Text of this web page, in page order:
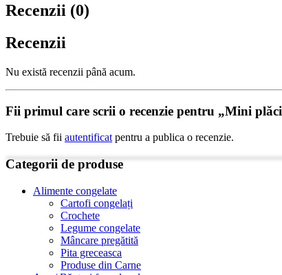
Recenzii (0)
Recenzii
Nu există recenzii până acum.
Fii primul care scrii o recenzie pentru „Mini
Trebuie să fii autentificat pentru a publica o recenzie.
Categorii de produse
Alimente congelate
Cartofi congelați
Crochete
Legume congelate
Mâncare pregătită
Pita greceasca
Produse din Carne